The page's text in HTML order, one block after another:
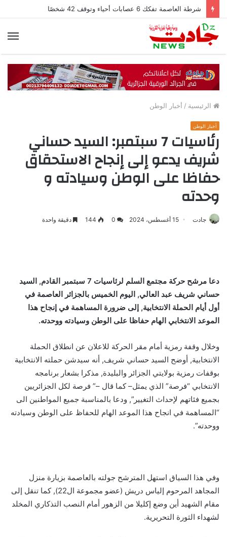
شرطة العاصمة تفكك 6 عصابات أحياء وتوقف 42 شخصًا
الرئيسية / أخبار الوطن
أخبار الوطن
رئاسيات 7 سبتمبر: السيد حساني
شريف يدعو إلى إنجاح الاستحقاق
حفاظا على الوطن وسيادته و
وحدته
جادت 15 أغسطس، 2024 0
144 دقيقة واحدة
دعا مرشح حركة مجتمع السلم لرئاسيات 7 سبتمبر القادم, السيد
حساني شريف عبد العالي, اليوم الخميس بالجزائر العاصمة في
أول أيام الحملة الانتخابية, إلى ضرورة المساهمة في إنجاح هذا
الموعد الانتخابي الهام حفاظا على الوطن وسيادته ووحدته.
وخلال وقفة رمزية أمام مقر الحركة للاعلان عن انطلاق الحملة
الانتخابية, أوضح السيد حساني شريف, أنه سيدشن حملته الانتخابية
بوقفات رمزية بولايتي الجزائر والبليدة, مذكرا بشعار برنامجه
الانتخابي “فرصة” الذي يمثل– كما قال –” فرصة لكل الجزائريين
بجميع فئاتهم لإحداث التغيير”, ودعا بالمناسبة جميع المواطنين الى
“المساهمة في انجاح هذا الموعد الهام للحفاظ على الوطن وسيادته
ووحدته”.
وفي هذا السياق استهل المترشح جولته بالعاصمة بزيارة منزل
المجاهد المرحوم إلياس دريش (عضو مجموعة ال22), كما تنقل إلى
مقام الشهيد أين وضع إكليلا من الزهور أمام النصب التذكاري المخلد
لشهداء الثورة التحريرية.